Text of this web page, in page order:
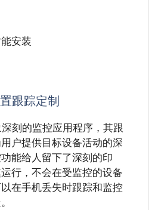
安装
跟踪定制
刻的监控应用程序，其跟
户提供目标设备活动的深
能给人留下了深刻的印
行，不会在受监控的设备
在手机丢失时跟踪和监控